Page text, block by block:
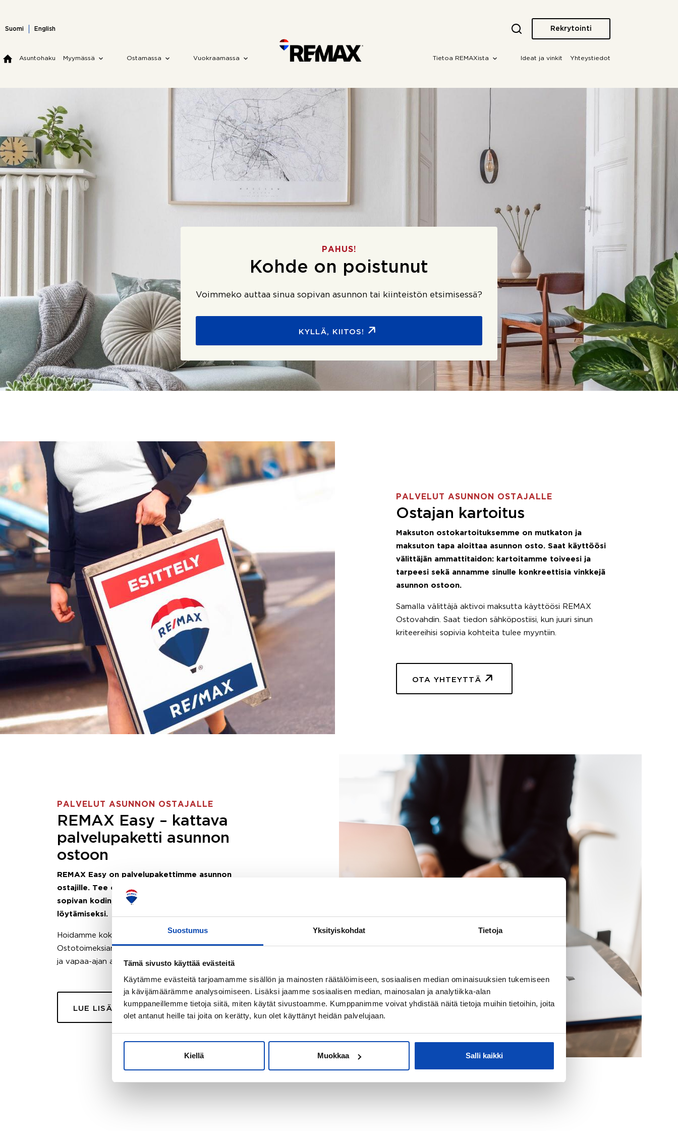
Suostumus Yksityiskohdat Tietoja
Tämä sivusto käyttää evästeitä
Käytämme evästeitä tarjoamamme sisällön ja mainosten räätälöimiseen, sosiaalisen median ominaisuuksien tukemiseen
ja kävijämäärämme analysoimiseen. Lisäksi jaamme sosiaalisen median, mainosalan ja analytiikka-alan
kumppaneillemme tietoja siitä, miten käytät sivustoamme. Kumppanimme voivat yhdistää näitä tietoja muihin tietoihin, joita
olet antanut heille tai joita on kerätty, kun olet käyttänyt heidän palvelujaan.
Kiellä Muokkaa Salli kaikki
content
Suomi English Rekrytointi
Asuntohaku Myymässä Ostamassa Vuokraamassa Tietoa REMAXista Ideat ja vinkit Yhteystiedot
PAHUS!
Kohde on poistunut
Voimmeko auttaa sinua sopivan asunnon tai kiinteistön etsimisessä?
KYLLÄ, KIITOS!
PALVELUT ASUNNON OSTAJALLE
Ostajan kartoitus
Maksuton ostokartoituksemme on mutkaton ja
maksuton tapa aloittaa asunnon osto. Saat käyttöösi
välittäjän ammattitaidon: kartoitamme toiveesi ja
tarpeesi sekä annamme sinulle konkreettisia vinkkejä
asunnon ostoon.
Samalla välittäjä aktivoi maksutta käyttöösi REMAX
Ostovahdin. Saat tiedon sähköpostiisi, kun juuri sinun
kriteereihisi sopivia kohteita tulee myyntiin.
OTA YHTEYTTÄ
PALVELUT ASUNNON OSTAJALLE
REMAX Easy – kattava
palvelupaketti asunnon
ostoon
REMAX Easy on palvelupakettimme asunnon
ostajille. Tee ostotoimeksianto ja etsimme juuri sinulle
sopivan kodin, eikä sinun tarvitse nähdä vaivaa sen
löytämiseksi.
Hoidamme koko ostoprosessin puolestasi.
Ostotoimeksiantopalvelumme sopii myös esimerkiksi sijoitus-
ja vapaa-ajan asuntojen ostoon.
LUE LISÄÄ